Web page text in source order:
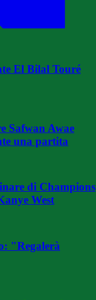
El Bilal Touré
Safwan Awae
una partita
di Champions
West
"Regalerà